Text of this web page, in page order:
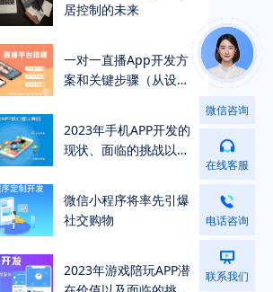
居控制的未来
一对一直播App开发方
案和关键步骤（从设计
2023年手机APP开发的
现状、面临的挑战以及
微信小程序将率先引爆
社交购物
2023年游戏陪玩APP潜
微信咨询
在线客服
电话咨询
联系我们